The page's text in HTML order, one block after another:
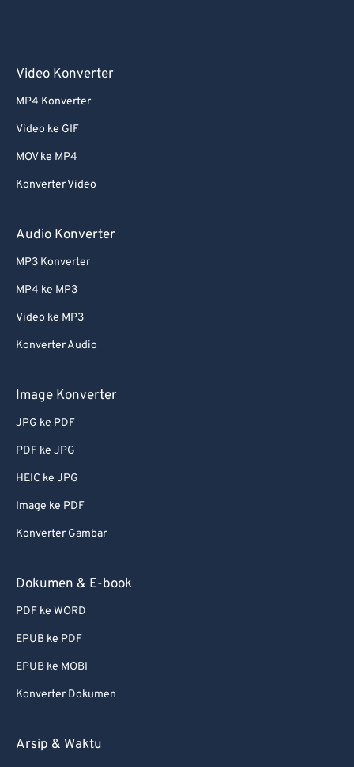
Video Konverter
MP4 Konverter
Video ke GIF
MOV ke MP4
Konverter Video
Audio Konverter
MP3 Konverter
MP4 ke MP3
Video ke MP3
Konverter Audio
Image Konverter
JPG ke PDF
PDF ke JPG
HEIC ke JPG
Image ke PDF
Konverter Gambar
Dokumen & E-book
PDF ke WORD
EPUB ke PDF
EPUB ke MOBI
Konverter Dokumen
Arsip & Waktu